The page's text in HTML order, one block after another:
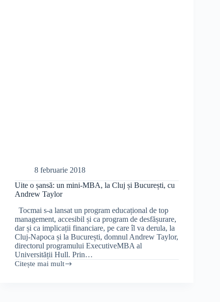
8 februarie 2018
Uite o șansă: un mini-MBA, la Cluj și București, cu
Andrew Taylor
Tocmai s-a lansat un program educațional de top
management, accesibil și ca program de desfășurare,
dar și ca implicații financiare, pe care îl va derula, la
Cluj-Napoca și la București, domnul Andrew Taylor,
directorul programului ExecutiveMBA al
Universității Hull. Prin…
Citește mai mult
Uite